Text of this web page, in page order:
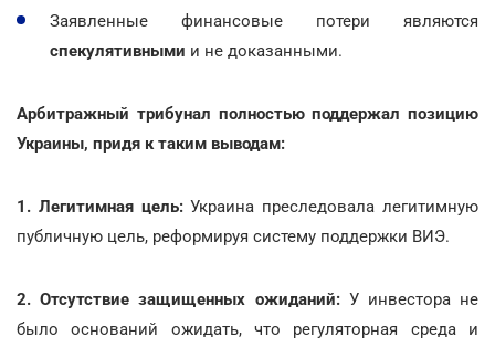
Заявленные финансовые потери являются
спекулятивными и не доказанными.
Арбитражный трибунал полностью поддержал позицию
Украины, придя к таким выводам:
1. Легитимная цель:Украина преследовала легитимную
публичную цель, реформируя систему поддержки ВИЭ.
2. Отсутствие защищенных ожиданий:У инвестора не
было оснований ожидать, что регуляторная среда и